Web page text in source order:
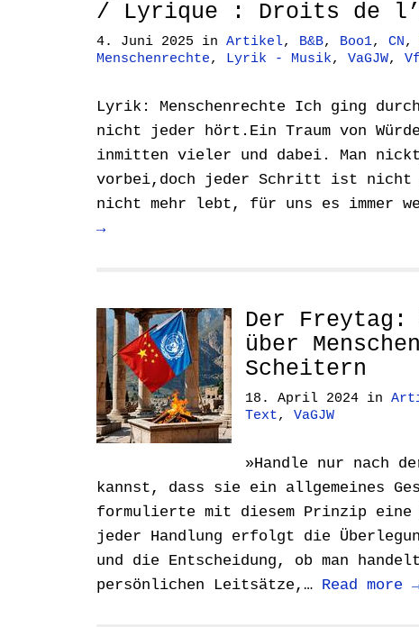
/ Lyrique : Droits de
4. Juni 2025 in Artikel, B&B, Boo1, CN,
Menschenrechte, Lyrik - Musik, VaGJW,
Lyrik: Menschenrechte Ich ging
nicht jeder hört.Ein Traum von
inmitten vieler und dabei. Man
vorbei,doch jeder Schritt ist nicht
nicht mehr lebt, für uns es immer
→
Der
über
Scheitern
18. April 2024 in
Text, VaGJW
»Handle nur nach
kannst, dass sie ein allgemeines
formulierte mit diesem Prinzip
jeder Handlung erfolgt die
und die Entscheidung, ob man
persönlichen Leitsätze,… Read more